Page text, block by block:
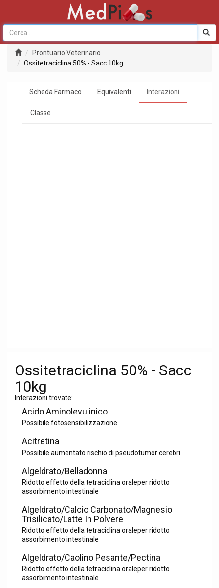
Prontuario Veterinario
Ossitetraciclina 50% - Sacc 10kg
Scheda Farmaco Equivalenti Interazioni
Classe
Ossitetraciclina 50% - Sacc
10kg
Interazioni trovate:
Acido Aminolevulinico
Possibile fotosensibilizzazione
Acitretina
Possibile aumentato rischio di pseudotumor cerebri
Algeldrato/Belladonna
Ridotto effetto della tetraciclina oraleper ridotto
assorbimento intestinale
Algeldrato/Calcio Carbonato/Magnesio
Trisilicato/Latte In Polvere
Ridotto effetto della tetraciclina oraleper ridotto
assorbimento intestinale
Algeldrato/Caolino Pesante/Pectina
Ridotto effetto della tetraciclina oraleper ridotto
assorbimento intestinale